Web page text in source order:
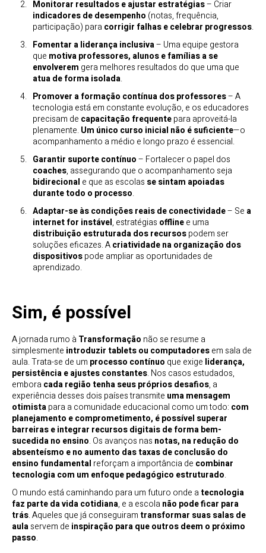
Monitorar resultados e ajustar estratégias– Criar
indicadores de desempenho (notas, frequência,
participação) para corrigir falhas e celebrar progressos.
Fomentar a liderança inclusiva– Uma equipe gestora
que motiva professores, alunos e famílias a se
envolverem gera melhores resultados do que uma que
atua de forma isolada.
Promover a formação contínua dos professores– A
tecnologia está em constante evolução, e os educadores
precisam de capacitação frequentepara aproveitá-la
plenamente.Um único curso inicial não é suficiente—o
acompanhamento a médio e longo prazo é essencial.
Garantir suporte contínuo– Fortalecer o papel dos
coaches, assegurando que o acompanhamento seja
bidirecional e que as escolas se sintam apoiadas
durante todo o processo.
Adaptar-se às condições reais de conectividade– Se a
internet for instável, estratégias offlinee uma
distribuição estruturada dos recursospodem ser
soluções eficazes. Acriatividade na organização dos
dispositivospode ampliar as oportunidades de
aprendizado.
Sim, é possível
A jornada rumo à Transformação não se resume a
simplesmente introduzir tablets ou computadoresem sala de
aula. Trata-se de um processo contínuo que exige liderança,
persistência e ajustes constantes. Nos casos estudados,
embora cada região tenha seus próprios desafios, a
experiência desses dois países transmite uma mensagem
otimistapara a comunidade educacional como um todo: com
planejamento e comprometimento, é possível superar
barreiras e integrar recursos digitais de forma bem-
sucedida no ensino. Os avanços nas notas, na redução do
absenteísmo e no aumento das taxas de conclusão do
ensino fundamental reforçam a importância de combinar
tecnologia com um enfoque pedagógico estruturado.
O mundo está caminhando para um futuro onde atecnologia
faz parte da vida cotidiana, e a escola não pode ficar para
trás. Aqueles que já conseguiramtransformar suas salas de
aulaservem de inspiração para que outros deem o próximo
passo.